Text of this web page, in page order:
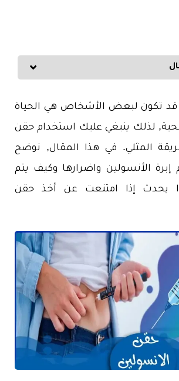
قد تكون لبعض الأشخاص هي الحياة
لذلك ينبغي عليك استخدام حقن
المثلي. في هذا المقال, نوضح
الأنسولين واضرارها وكيف يتم
يحدث إذا امتنعت عن أخذ حقن